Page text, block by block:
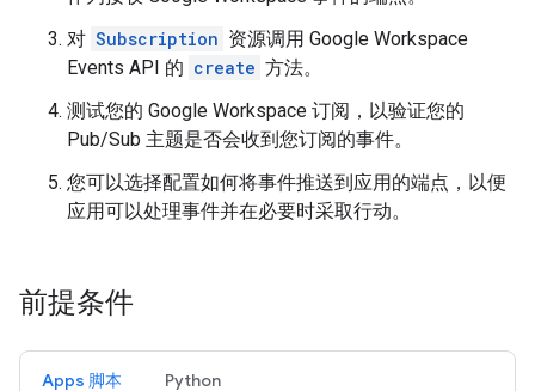
对 Subscription 资源调用 Google Workspace
Events API 的 create 方法。
测试您的 Google Workspace 订阅，以验证您的
Pub/Sub 主题是否会收到您订阅的事件。
您可以选择配置如何将事件推送到应用的端点，以便
应用可以处理事件并在必要时采取行动。
前提条件
Apps 脚本 Python